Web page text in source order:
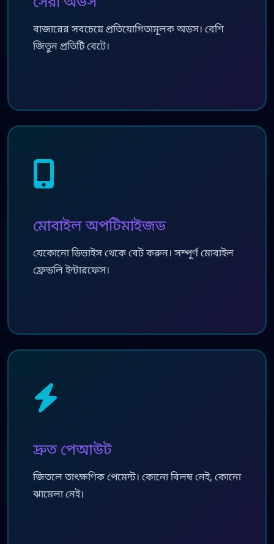
বাজারের সবচেয়ে প্রতিযোগিতামূলক অডস। বেশি
জিতুন প্রতিটি বেটে।
মোবাইল অপটিমাইজড
যেকোনো ডিভাইস থেকে বেট করুন। সম্পূর্ণ মোবাইল
ফ্রেন্ডলি ইন্টারফেস।
দ্রুত পেআউট
জিতলে তাৎক্ষণিক পেমেন্ট। কোনো বিলম্ব নেই, কোনো
ঝামেলা নেই।